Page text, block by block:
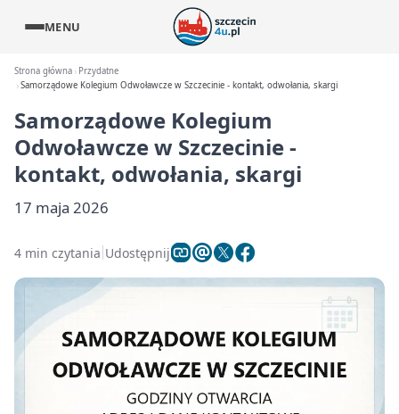
MENU
Strona główna
Przydatne
Samorządowe Kolegium Odwoławcze w Szczecinie - kontakt, odwołania, skargi
Samorządowe Kolegium
Odwoławcze w Szczecinie -
kontakt, odwołania, skargi
17 maja 2026
4 min czytania Udostępnij